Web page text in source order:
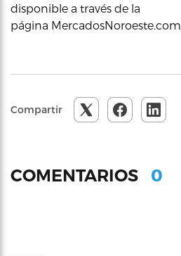
disponible a través de la
página MercadosNoroeste.com.
Compartir
COMENTARIOS 0